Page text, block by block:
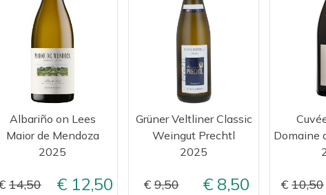
Albariño on Lees
Maior de Mendoza
2025
14,50 12,50
Grüner Veltliner Classic
Weingut Prechtl
2025
9,50 8,50 10,50